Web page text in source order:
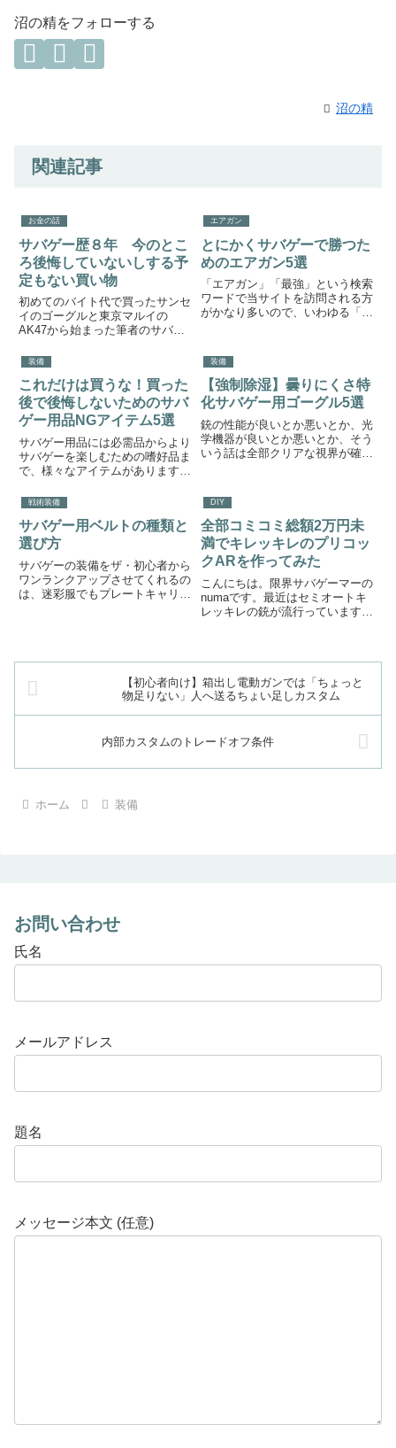
沼の精をフォローする
沼の精
関連記事
お金の話
サバゲー歴８年 今のとこ
ろ後悔していないしする予
定もない買い物
初めてのバイト代で買ったサンセ
イのゴーグルと東京マルイの
AK47から始まった筆者のサバゲ
本稿では筆者が今のところ後悔し
てみようと思います。誰にでもオ
ススメ、とか初心者にオススメ、
と...
エアガン
とにかくサバゲーで勝つた
めのエアガン5選
「エアガン」「最強」という検索
ワードで当サイトを訪問される方
がかなり多いので、いわゆる「最
フィールドに通い詰めるのが最強
になる一番の近道だよという記事
を書きました。↓最強のエアガ
ン...
装備
これだけは買うな！買った
後で後悔しないためのサバ
ゲー用品NGアイテム5選
サバゲー用品には必需品からより
サバゲーを楽しむための嗜好品ま
で、様々なアイテムがあります。
テムがありますが、同時に絶対に
買うと後悔するものがあります。
絶対買わないほうがいいものこ
装備
【強制除湿】曇りにくさ特
化サバゲー用ゴーグル5選
銃の性能が良いとか悪いとか、光
学機器が良いとか悪いとか、そう
いう話は全部クリアな視界が確保
ては性能も何もお話になりませ
ん。ゴーグルを曇らせないための
手段も色々と紹介していますが、
本...
戦術装備
サバゲー用ベルトの種類と
選び方
サバゲーの装備をザ・初心者から
ワンランクアップさせてくれるの
は、迷彩服でもプレートキャリア
く」なります。関連記事①：
【サ...
DIY
全部コミコミ総額2万円未
満でキレッキレのプリコッ
クARを作ってみた
こんにちは。限界サバゲーマーの
numaです。最近はセミオートキ
レッキレの銃が流行っていますよ
バいかというと、このブログを...
【初心者向け】箱出し電動ガンでは「ちょっと
物足りない」人へ送るちょい足しカスタム
内部カスタムのトレードオフ条件
ホーム 装備
お問い合わせ
氏名
メールアドレス
題名
メッセージ本文 (任意)